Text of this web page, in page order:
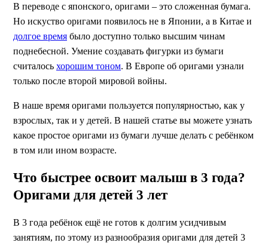
В переводе с японского, оригами – это сложенная бумага.
Но искуство оригами появилось не в Японии, а в Китае и
долгое время было доступно только высшим чинам
поднебесной. Умение создавать фигурки из бумаги
считалось хорошим тоном. В Европе об оригами узнали
только после второй мировой войны.
В наше время оригами пользуется популярностью, как у
взрослых, так и у детей. В нашей статье вы можете узнать
какое простое оригами из бумаги лучше делать с ребёнком
в том или ином возрасте.
Что быстрее освоит малыш в 3 года?
Оригами для детей 3 лет
В 3 года ребёнок ещё не готов к долгим усидчивым
занятиям, по этому из разнообразия оригами для детей 3